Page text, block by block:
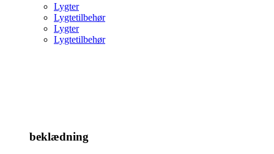
Lygter
Lygtetilbehør
Lygter
Lygtetilbehør
beklædning